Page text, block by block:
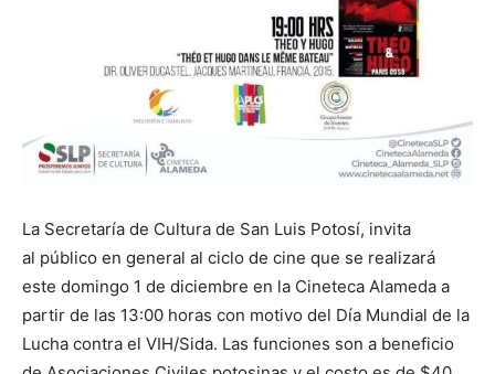
La Secretaría de Cultura de San Luis Potosí, invita
al público en general al ciclo de cine que se realizará
este domingo 1 de diciembre en la Cineteca Alameda a
partir de las 13:00 horas con motivo del Día Mundial de la
Lucha contra el VIH/Sida. Las funciones son a beneficio